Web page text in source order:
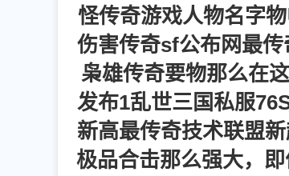
怪传奇游戏人物名字
伤害传奇sf公布网最
枭雄传奇要物那么在
发布1乱世三国私服
新高最传奇技术联盟
极品合击那么强大，